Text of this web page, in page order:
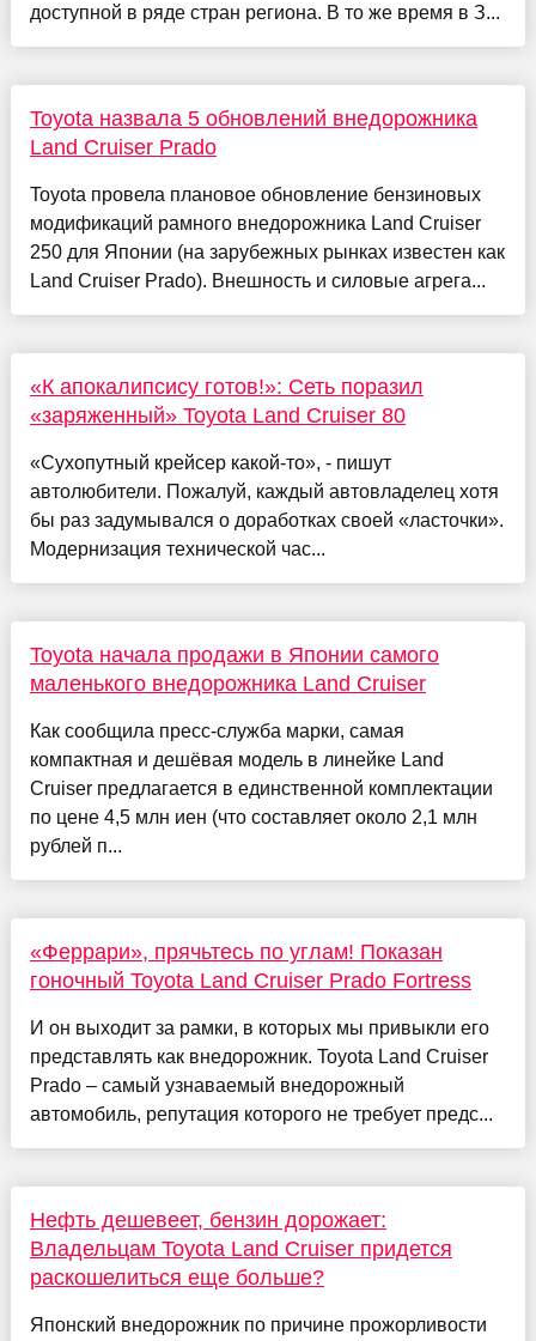
доступной в ряде стран региона. В то же время в З...
Toyota назвала 5 обновлений внедорожника
Land Cruiser Prado
Toyota провела плановое обновление бензиновых
модификаций рамного внедорожника Land Cruiser
250 для Японии (на зарубежных рынках известен как
Land Cruiser Prado). Внешность и силовые агрега...
«К апокалипсису готов!»: Сеть поразил
«заряженный» Toyota Land Cruiser 80
«Сухопутный крейсер какой-то», - пишут
автолюбители. Пожалуй, каждый автовладелец хотя
бы раз задумывался о доработках своей «ласточки».
Модернизация технической час...
Toyota начала продажи в Японии самого
маленького внедорожника Land Cruiser
Как сообщила пресс-служба марки, самая
компактная и дешёвая модель в линейке Land
Cruiser предлагается в единственной комплектации
по цене 4,5 млн иен (что составляет около 2,1 млн
рублей п...
«Феррари», прячьтесь по углам! Показан
гоночный Toyota Land Cruiser Prado Fortress
И он выходит за рамки, в которых мы привыкли его
представлять как внедорожник. Toyota Land Cruiser
Prado – самый узнаваемый внедорожный
автомобиль, репутация которого не требует предс...
Нефть дешевеет, бензин дорожает:
Владельцам Toyota Land Cruiser придется
раскошелиться еще больше?
Японский внедорожник по причине прожорливости